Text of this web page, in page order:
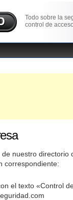
Todo sobre la
control de
nuestro directorio
correspondiente:
el texto «Control